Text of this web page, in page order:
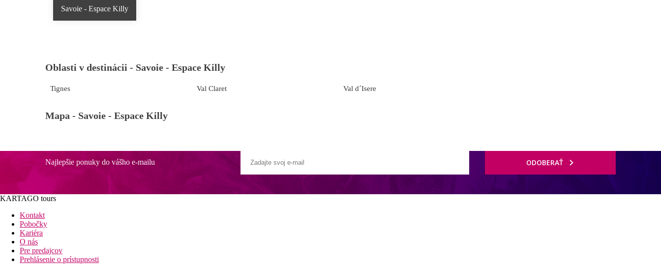
Savoie - Espace Killy
Oblasti v destinácii - Savoie - Espace Killy
Tignes Val Claret Val d´Isere
Mapa - Savoie - Espace Killy
Najlepšie ponuky do vášho e-mailu ODOBERAŤ
KARTAGO tours
Kontakt
Pobočky
Kariéra
O nás
Pre predajcov
Prehlásenie o prístupnosti